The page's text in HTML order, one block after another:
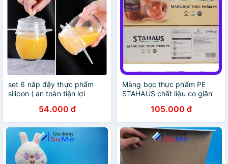
set 6 nắp đậy thực phẩm
silicon ( an toàn tiện lợi
sóng, tủ lạnh )54.000 đ
Màng bọc thực phẩm PE
STAHAUS chất liệu co giãn
sóng Khổ 30cmx250m
105.000 đ